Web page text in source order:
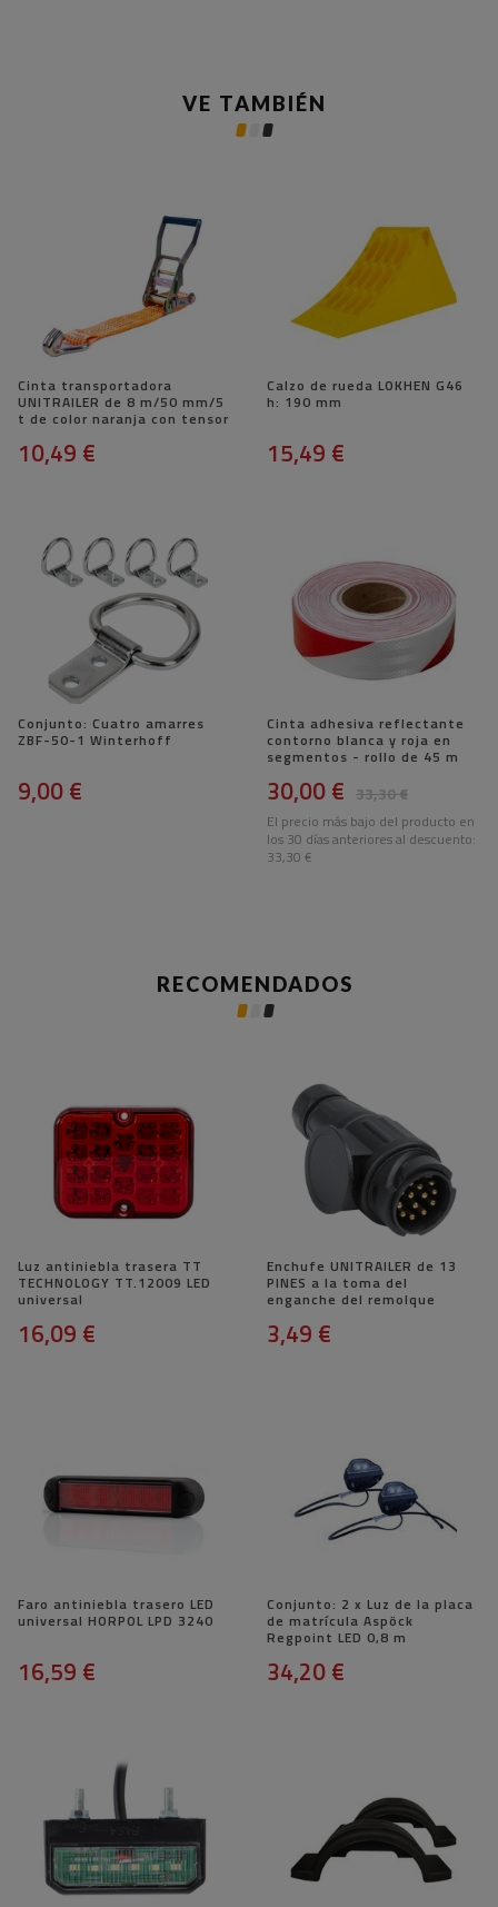
VE TAMBIÉN
Cinta transportadora
UNITRAILER de 8 m/50 mm/5
t de color naranja con tensor
10,49 €
Calzo de rueda LOKHEN G46
h: 190 mm
15,49 €
Conjunto: Cuatro amarres
ZBF-50-1 Winterhoff
9,00 €
Cinta adhesiva reflectante
contorno blanca y roja en
segmentos - rollo de 45 m
33,30 €
30,00 €
El precio más bajo del producto en
los 30 días anteriores al descuento:
33,30 €
RECOMENDADOS
Luz antiniebla trasera TT
TECHNOLOGY TT.12009 LED
universal
16,09 €
Enchufe UNITRAILER de 13
PINES a la toma del
enganche del remolque
3,49 €
Faro antiniebla trasero LED
universal HORPOL LPD 3240
16,59 €
Conjunto: 2 x Luz de la placa
de matrícula Aspöck
Regpoint LED 0,8 m
34,20 €